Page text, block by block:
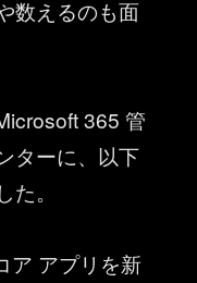
数えるのも面
365 管
ターに、以下
。
ア アプリを新